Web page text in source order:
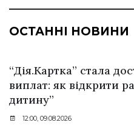
ОСТАННІ НОВИНИ
“Дія.Картка” стала
виплат: як відкрити
дитину”
12:00, 09.08.2026